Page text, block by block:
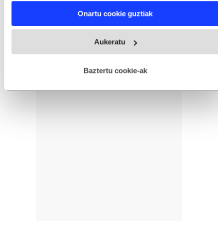
and set your preferences in thedetails section
fitxategiak erabiltzen ditu. Zure esperientzia eta zerbitzuak
esplizitua ematen diguzu.Gehiago irakurri
Onartu cookie guztiak
Aukeratu
Baztertu cookie-ak